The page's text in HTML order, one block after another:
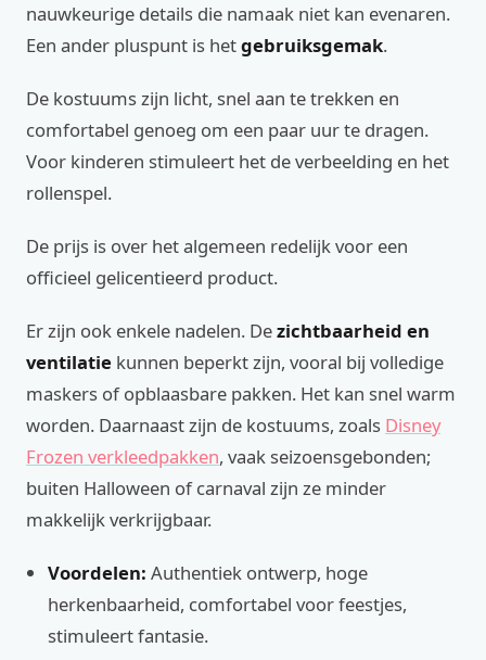
nauwkeurige details die namaak niet kan evenaren.
Een ander pluspunt is hetgebruiksgemak.
De kostuums zijn licht, snel aan te trekken en
comfortabel genoeg om een paar uur te dragen.
Voor kinderen stimuleert het de verbeelding en het
rollenspel.
De prijs is over het algemeen redelijk voor een
officieel gelicentieerd product.
Er zijn ook enkele nadelen. Dezichtbaarheid en
ventilatie kunnen beperkt zijn, vooral bij volledige
maskers of opblaasbare pakken. Het kan snel warm
worden. Daarnaast zijn de kostuums, zoals Disney
Frozen verkleedpakken, vaak seizoensgebonden;
buiten Halloween of carnaval zijn ze minder
makkelijk verkrijgbaar.
Voordelen: Authentiek ontwerp, hoge
herkenbaarheid, comfortabel voor feestjes,
stimuleert fantasie.